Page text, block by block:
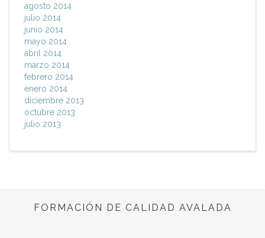
agosto 2014
julio 2014
junio 2014
mayo 2014
abril 2014
marzo 2014
febrero 2014
enero 2014
diciembre 2013
octubre 2013
julio 2013
FORMACIÓN DE CALIDAD AVALADA